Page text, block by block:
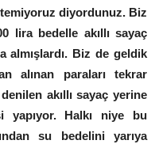
diyordunuz. Biz
lira bedelle akıllı sayaç
almışlardı. Biz de geldik
alınan paraları tekrar
akıllı sayaç yerine
yapıyor. Halkı niye bu
su bedelini yarıya